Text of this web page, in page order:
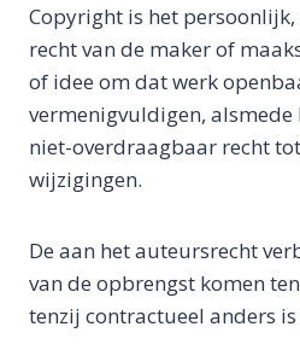
Copyright is het
recht van de maker of
of idee om dat werk
vermenigvuldigen,
niet-overdraagbaar recht
wijzigingen.
De aan het auteursrecht
van de opbrengst komen
tenzij contractueel anders